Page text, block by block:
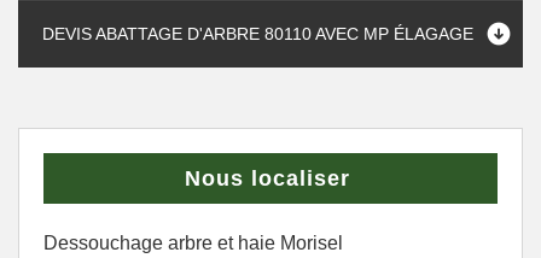
DEVIS ABATTAGE D'ARBRE 80110 AVEC MP ÉLAGAGE
Nous localiser
Dessouchage arbre et haie Morisel